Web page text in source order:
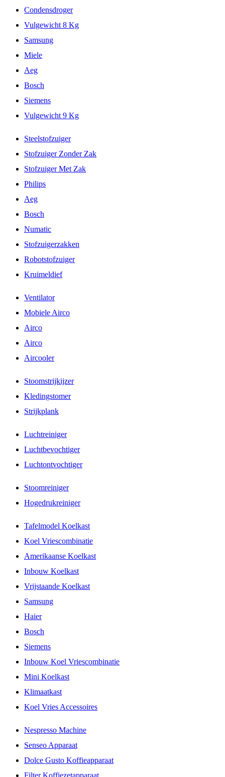
Condensdroger
Vulgewicht 8 Kg
Samsung
Miele
Aeg
Bosch
Siemens
Vulgewicht 9 Kg
Steelstofzuiger
Stofzuiger Zonder Zak
Stofzuiger Met Zak
Philips
Aeg
Bosch
Numatic
Stofzuigerzakken
Robotstofzuiger
Kruimeldief
Ventilator
Mobiele Airco
Airco
Airco
Aircooler
Stoomstrijkijzer
Kledingstomer
Strijkplank
Luchtreiniger
Luchtbevochtiger
Luchtontvochtiger
Stoomreiniger
Hogedrukreiniger
Tafelmodel Koelkast
Koel Vriescombinatie
Amerikaanse Koelkast
Inbouw Koelkast
Vrijstaande Koelkast
Samsung
Haier
Bosch
Siemens
Inbouw Koel Vriescombinatie
Mini Koelkast
Klimaatkast
Koel Vries Accessoires
Nespresso Machine
Senseo Apparaat
Dolce Gusto Koffieapparaat
Filter Koffiezetapparaat